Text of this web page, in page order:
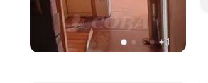
+ 1